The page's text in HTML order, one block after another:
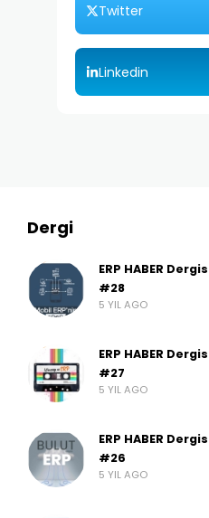
Twitter
Linkedin
Dergi
ERP HABER
#28
5 YIL AGO
ERP HABER
#27
5 YIL AGO
ERP HABER
#26
5 YIL AGO